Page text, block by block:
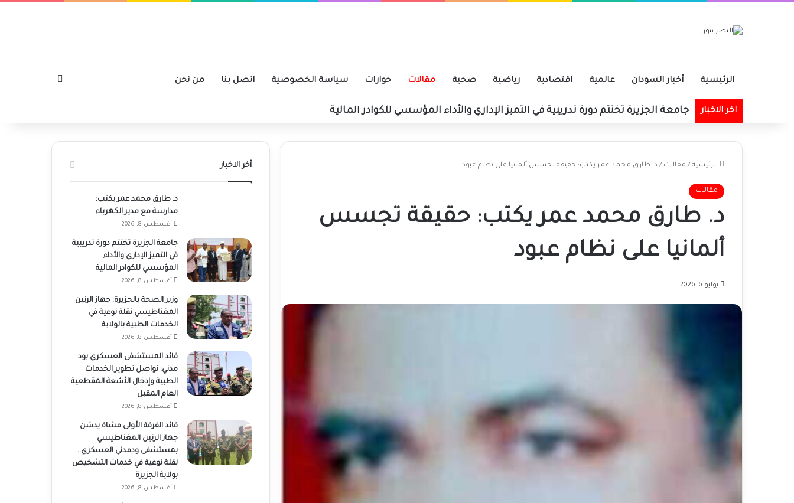
الرئيسية أخبار السودان عالمية اقتصادية رياضية صحية مقالات حوارات سياسة الخصوصية اتصل بنا من نحن
اخر الاخبار جامعة الجزيرة تختتم دورة تدريبية في التميز الإداري والأداء المؤسسي للكوادر المالية
الرئيسية / مقالات / د. طارق محمد عمر يكتب: حقيقة تجسس ألمانيا على نظام عبود
مقالات
د. طارق محمد عمر يكتب: حقيقة تجسس
ألمانيا على نظام عبود
يوليو 6, 2026
أخر الاخبار
د. طارق محمد عمر يكتب:
مدارسة مع مدير الكهرباء
أغسطس 8, 2026
جامعة الجزيرة تختتم دورة تدريبية
في التميز الإداري والأداء
المؤسسي للكوادر المالية
أغسطس 8, 2026
وزير الصحة بالجزيرة: جهاز الرنين
المغناطيسي نقلة نوعية في
الخدمات الطبية بالولاية
أغسطس 8, 2026
قائد المستشفى العسكري بود
مدني: نواصل تطوير الخدمات
الطبية وإدخال الأشعة المقطعية
العام المقبل
أغسطس 8, 2026
قائد الفرقة الأولى مشاة يدشن
جهاز الرنين المغناطيسي
بمستشفى ودمدني العسكري..
نقلة نوعية في خدمات التشخيص
بولاية الجزيرة
أغسطس 8, 2026